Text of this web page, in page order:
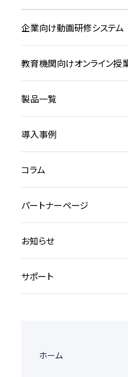
企業向け動画研修システム
教育機関向けオンライン授
製品一覧
導入事例
コラム
パートナーページ
お知らせ
サポート
ホーム